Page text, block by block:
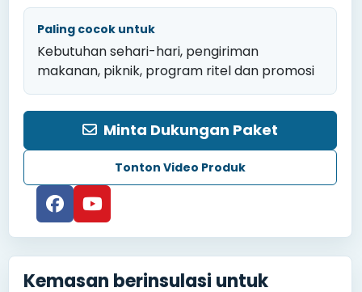
Paling cocok untuk
Kebutuhan sehari-hari, pengiriman
makanan, piknik, program ritel dan promosi
Minta Dukungan Paket
Tonton Video Produk
Kemasan berinsulasi untuk